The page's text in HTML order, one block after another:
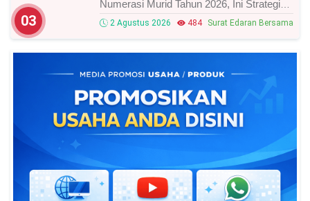
03
Numerasi Murid Tahun 2026, Ini Strategi
Dan Alurnya
2 Agustus 2026 484 Surat Edaran Bersama